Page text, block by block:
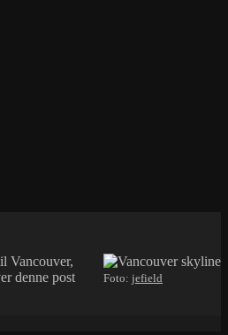
Foto: jefield
Vancouver,
denne post